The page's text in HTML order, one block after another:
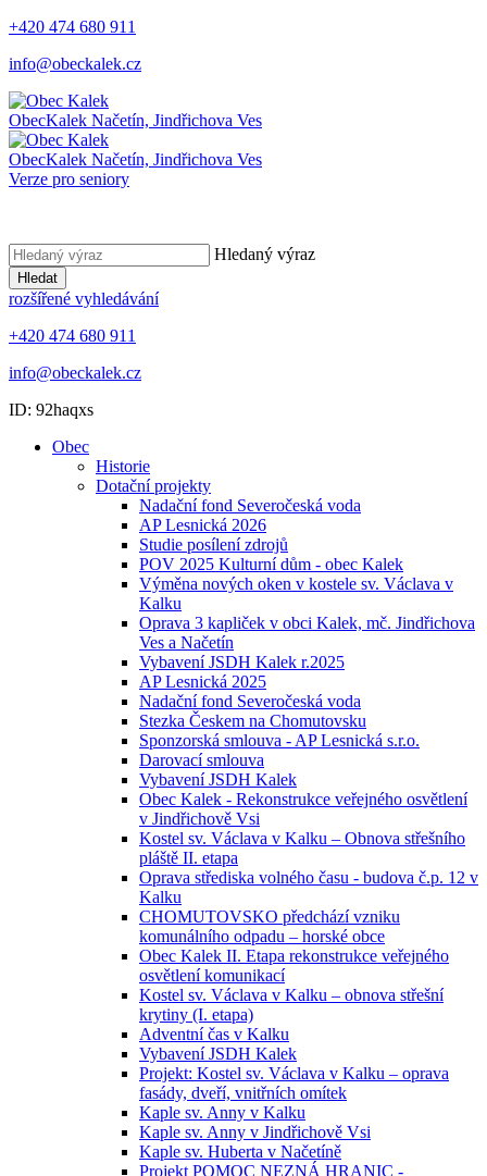
+420 474 680 911
info@obeckalek.cz
ObecKalek Načetín, Jindřichova Ves
ObecKalek Načetín, Jindřichova Ves
Verze pro seniory
Hledaný výraz
Hledat
rozšířené vyhledávání
+420 474 680 911
info@obeckalek.cz
ID: 92haqxs
Obec
Historie
Dotační projekty
Nadační fond Severočeská voda
AP Lesnická 2026
Studie posílení zdrojů
POV 2025 Kulturní dům - obec Kalek
Výměna nových oken v kostele sv. Václava v
Kalku
Oprava 3 kapliček v obci Kalek, mč. Jindřichova
Ves a Načetín
Vybavení JSDH Kalek r.2025
AP Lesnická 2025
Nadační fond Severočeská voda
Stezka Českem na Chomutovsku
Sponzorská smlouva - AP Lesnická s.r.o.
Darovací smlouva
Vybavení JSDH Kalek
Obec Kalek - Rekonstrukce veřejného osvětlení
v Jindřichově Vsi
Kostel sv. Václava v Kalku – Obnova střešního
pláště II. etapa
Oprava střediska volného času - budova č.p. 12 v
Kalku
CHOMUTOVSKO předchází vzniku
komunálního odpadu – horské obce
Obec Kalek II. Etapa rekonstrukce veřejného
osvětlení komunikací
Kostel sv. Václava v Kalku – obnova střešní
krytiny (I. etapa)
Adventní čas v Kalku
Vybavení JSDH Kalek
Projekt: Kostel sv. Václava v Kalku – oprava
fasády, dveří, vnitřních omítek
Kaple sv. Anny v Kalku
Kaple sv. Anny v Jindřichově Vsi
Kaple sv. Huberta v Načetíně
Projekt POMOC NEZNÁ HRANIC -